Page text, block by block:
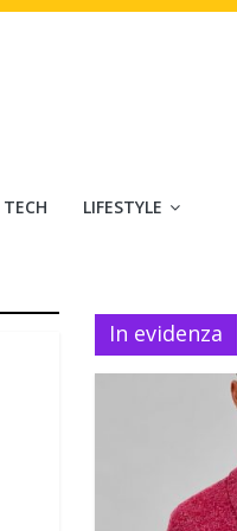
LIFESTYLE
In evidenza